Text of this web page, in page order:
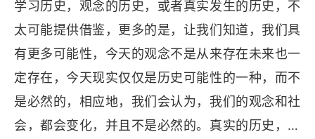
二、洛克
三、贝克莱
四、莱布尼兹—克拉克论战
五、康德
门之间的协调一致，使之成为科学综合的基础。弗
雷泽的观点在学术上受到了许多责难，但作为组织
时间综合研究的一种框架理论还是合用的。当代时
间研究大致可分为两个部分，一是对时间本质的探
讨，一是对历史上各种时间观念的研究。
机械钟与工业文明催生普适、均匀的测度时间，成
为社会控制工具（“时间就是权力”）；再到现代科
学革命后，牛顿绝对时间被爱因斯坦相对论颠覆，
时间与空间、物质运动绑定，但仍属标度时间范
畴，技术时代将时间异化为可买卖的商品（如 “守
时” 成为美德），构成了人类现代文明中时间困
学习历史，观念的历史，或者真实发生的历史，不
太可能提供借鉴，更多的是，让我们知道，我们具
有更多可能性，今天的观念不是从来存在未来也一
定存在，今天现实仅仅是历史可能性的一种，而不
是必然的，相应地，我们会认为，我们的观念和社
会，都会变化，并且不是必然的。真实的历史，往